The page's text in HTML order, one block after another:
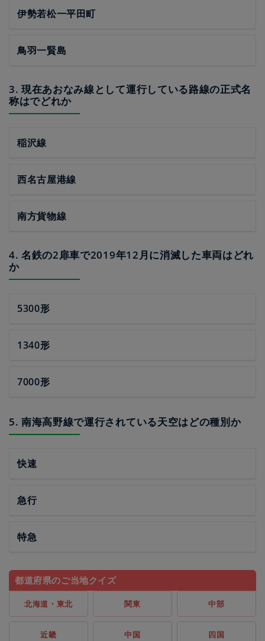
伊勢若松一平田町
鳥羽一賢島
3. 現在あおなみ線として運行している路線の正式名
称はでどれか
稲沢線
西名古屋港線
南方貨物線
4. 名鉄の2扉車で2019年12月に消滅した車両はどれ
か
5300形
1340形
7000形
5. 南海高野線で運行されている天空はどの種別か
快速
急行
特急
都道府県のご当地クイズ
北海道・東北 関東 中部
近畿 中国 四国